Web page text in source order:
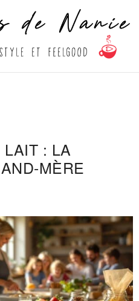
LAIT : LA
MÈRE